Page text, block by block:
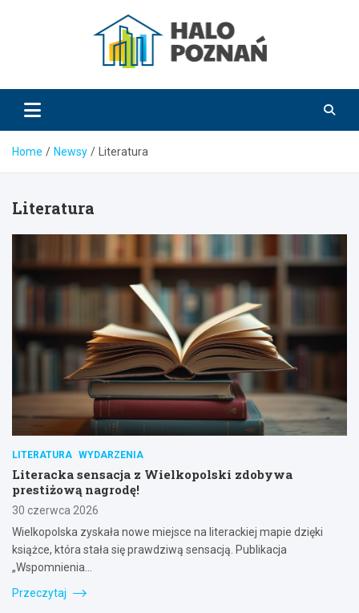
HaloPoznań.pl
Home Newsy Literatura
Literatura
LITERATURA WYDARZENIA
Literacka sensacja z Wielkopolski zdobywa
prestiżową nagrodę!
30 czerwca 2026
Wielkopolska zyskała nowe miejsce na literackiej mapie dzięki
książce, która stała się prawdziwą sensacją. Publikacja
„Wspomnienia…
Przeczytaj